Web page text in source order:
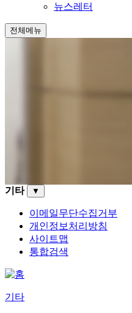
뉴스레터
전체메뉴
기타 ▼
이메일무단수집거부
개인정보처리방침
사이트맵
통합검색
기타